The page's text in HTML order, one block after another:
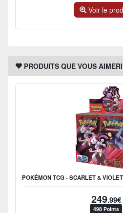
Voir le
PRODUITS QUE VOUS
249.99€
498 Points